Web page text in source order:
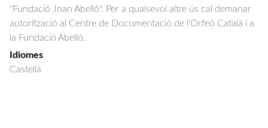
"Fundació Joan Abelló". Per a qualsevol altre ús cal demanar
autorització al Centre de Documentació de l'Orfeó Català i a
la Fundació Abelló.
Idiomes
Castellà